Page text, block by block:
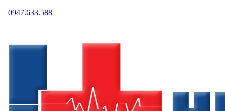
0947.633.588